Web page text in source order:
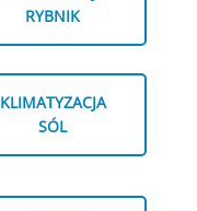
RYBNIK
KLIMATYZACJA
SÓL